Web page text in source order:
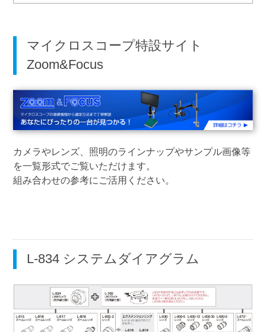
マイクロスコープ特設サイト
Zoom&Focus
カメラやレンズ、照明のラインナップやサンプル画像等
を一覧形式でご覧いただけます。
組み合わせの参考にご活用ください。
L-834 システムダイアグラム